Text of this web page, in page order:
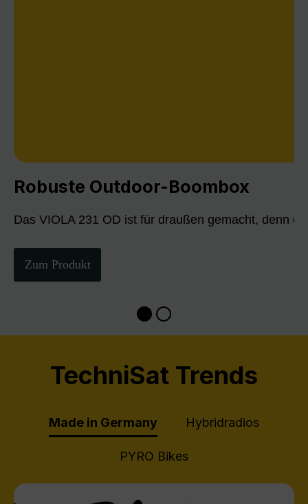
Robuste Outdoor-Boombox
Das VIOLA 231 OD ist für draußen gemacht, denn
Zum Produkt
TechniSat Trends
Made in Germany Hybridradios
PYRO Bikes